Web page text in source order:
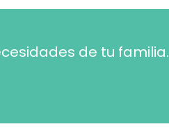
de tu familia.